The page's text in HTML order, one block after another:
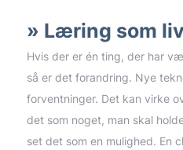
Læring som
Hvis der er én ting, der har
så er det forandring. Nye
forventninger. Det kan virke
det som noget, man skal
set det som en mulighed. En